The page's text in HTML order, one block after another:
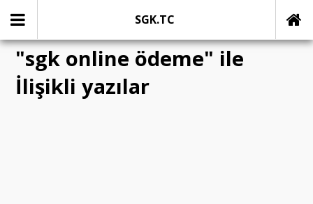
SGK.TC
"sgk online ödeme" ile
İlişikli yazılar